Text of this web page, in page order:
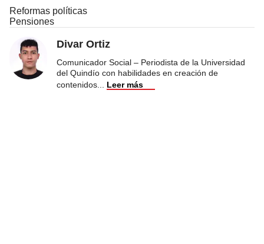
Reformas políticas
Pensiones
Divar Ortiz
Comunicador Social – Periodista de la Universidad
del Quindío con habilidades en creación de
contenidos
Leer más